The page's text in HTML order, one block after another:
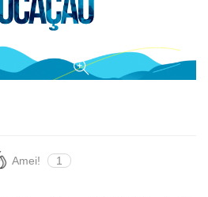
Amei! 1